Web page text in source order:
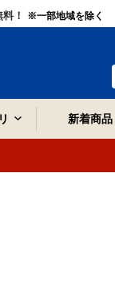
！ ※一部地域を除く
新着商品